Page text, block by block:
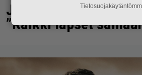
Jani Sieviseltä
”Kaikki lapset